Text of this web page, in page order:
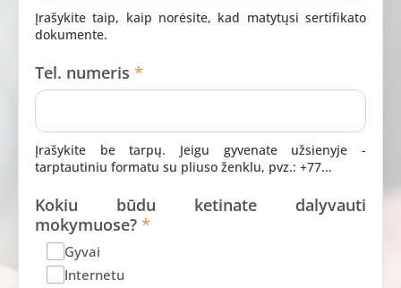
Įrašykite taip, kaip norėsite, kad matytųsi sertifikato
dokumente.
Tel. numeris*
Įrašykite be tarpų. Jeigu gyvenate užsienyje -
tarptautiniu formatu su pliuso ženklu, pvz.: +77...
Kokiu būdu ketinate dalyvauti
mokymuose?*
Gyvai
Internetu